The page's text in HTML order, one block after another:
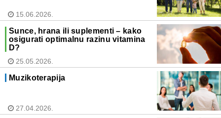
15.06.2026.
Sunce, hrana ili suplementi – kako
osigurati optimalnu razinu vitamina
D?
25.05.2026.
Muzikoterapija
27.04.2026.